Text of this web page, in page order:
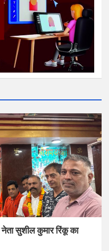
नेता सुशील कुमार रिंकू का